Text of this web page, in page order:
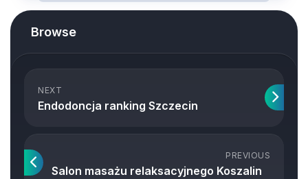
Browse
NEXT
Endodoncja ranking Szczecin
PREVIOUS
Salon masażu relaksacyjnego Koszalin